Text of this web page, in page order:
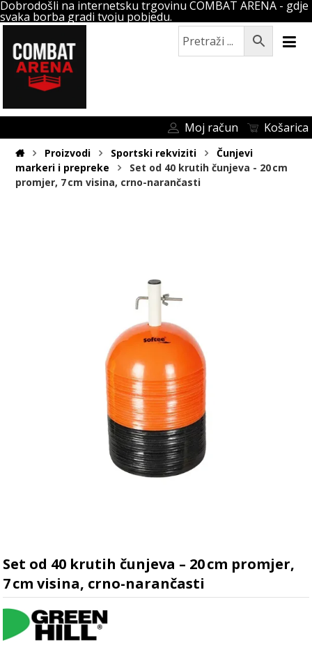
Dobrodošli na internetsku trgovinu COMBAT ARENA - gdje
svaka borba gradi tvoju pobjedu.
Moj račun Košarica
Proizvodi Sportski rekviziti
Čunjevi
markeri i prepreke
Set od 40 krutih čunjeva - 20 cm
promjer, 7 cm visina, crno-narančasti
Set od 40 krutih čunjeva – 20 cm promjer,
7 cm visina, crno-narančasti